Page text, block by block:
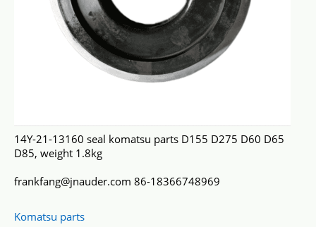
14Y-21-13160 seal komatsu parts D155 D275 D60 D65
D85, weight 1.8kg
frankfang@jnauder.com 86-18366748969
Komatsu parts